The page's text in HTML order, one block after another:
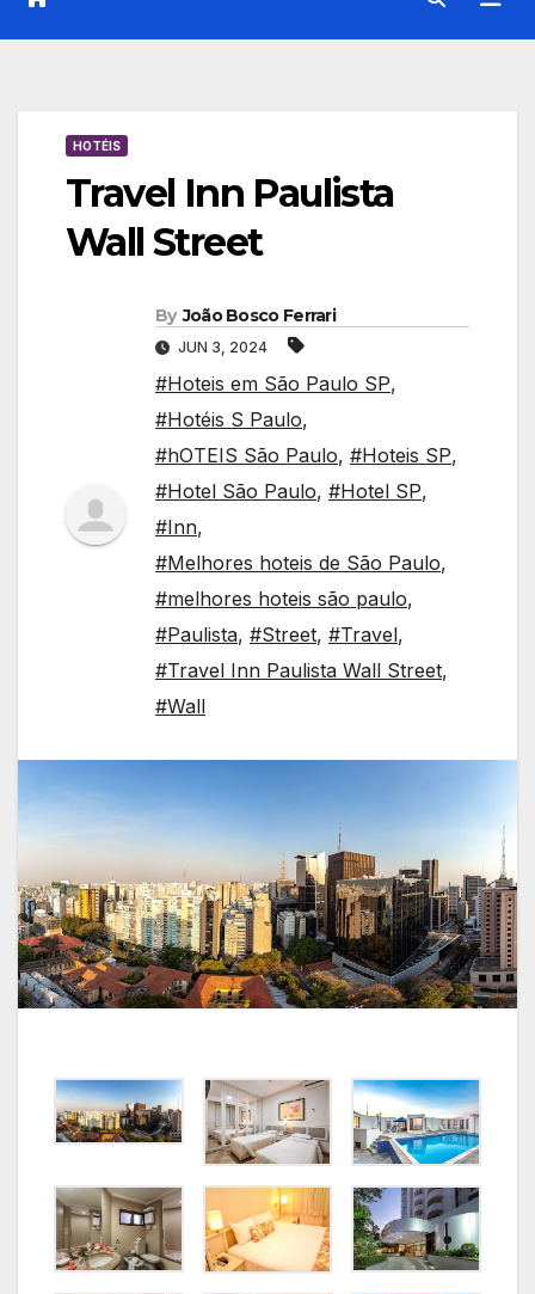
HOTÉIS
Travel Inn Paulista
Wall Street
By João Bosco Ferrari
JUN 3, 2024
#Hoteis em São Paulo SP,
#Hotéis S Paulo,
#hOTEIS São Paulo, #Hoteis SP,
#Hotel São Paulo, #Hotel SP,
#Inn,
#Melhores hoteis de São Paulo,
#melhores hoteis são paulo,
#Paulista, #Street, #Travel,
#Travel Inn Paulista Wall Street,
#Wall